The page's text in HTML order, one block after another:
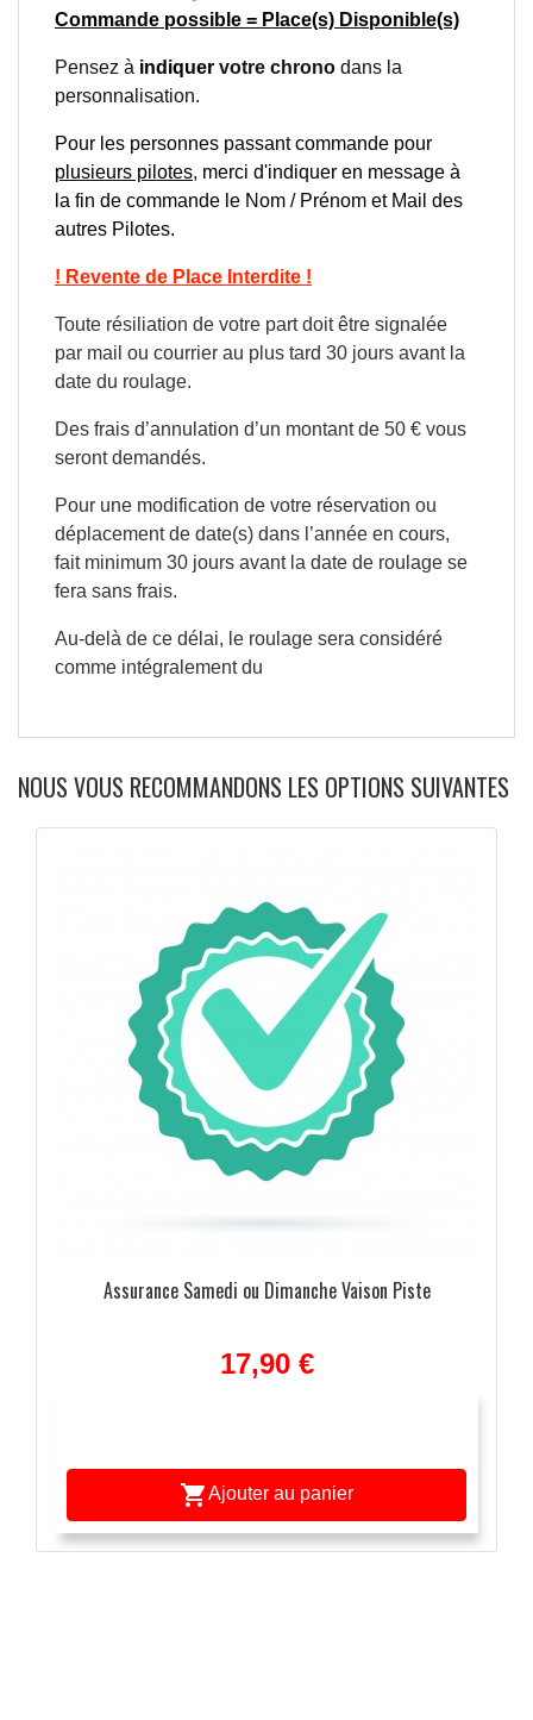
Commande possible = Place(s) Disponible(s)
Pensez à indiquer votre chrono dans la
personnalisation.
Pour les personnes passant commande pour
plusieurs pilotes, merci d'indiquer en message à
la fin de commande le Nom / Prénom et Mail des
autres Pilotes.
! Revente de Place Interdite !
Toute résiliation de votre part doit être signalée
par mail ou courrier au plus tard 30 jours avant la
date du roulage.
Des frais d’annulation d’un montant de 50 € vous
seront demandés.
Pour une modification de votre réservation ou
déplacement de date(s) dans l’année en cours,
fait minimum 30 jours avant la date de roulage se
fera sans frais.
Au-delà de ce délai, le roulage sera considéré
comme intégralement du
NOUS VOUS RECOMMANDONS LES OPTIONS SUIVANTES
Assurance Samedi ou Dimanche Vaison Piste
17,90 €
Ajouter au panier